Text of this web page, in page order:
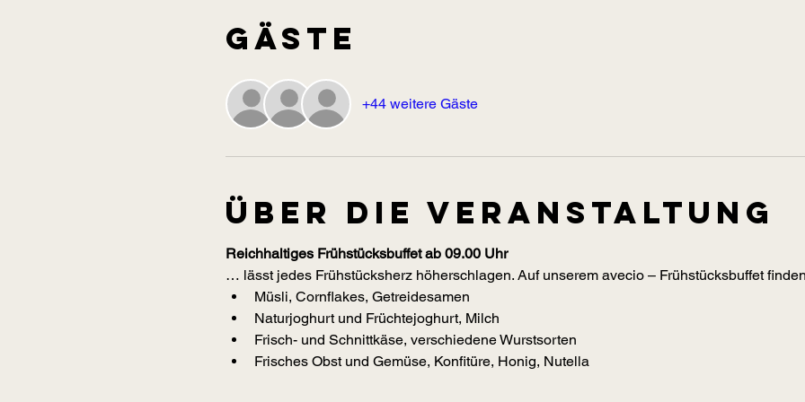
Gäste
+44 weitere Gäste
Über die Veranstaltung
Reichhaltiges Frühstücksbuffet ab 09.00 Uhr
… lässt jedes Frühstücksherz höherschlagen. Auf unserem avecio – Frühstücksbuffet
Müsli, Cornflakes, Getreidesamen
Naturjoghurt und Früchtejoghurt, Milch
Frisch- und Schnittkäse, verschiedene Wurstsorten
Frisches Obst und Gemüse, Konfitüre, Honig, Nutella